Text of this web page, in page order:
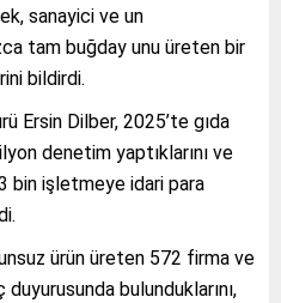
sanayici ve un
tam buğday unu üreten bir
bildirdi.
Ersin Dilber, 2025’te gıda
denetim yaptıklarını ve
bin işletmeye idari para
ürün üreten 572 firma ve
duyurusunda bulunduklarını,